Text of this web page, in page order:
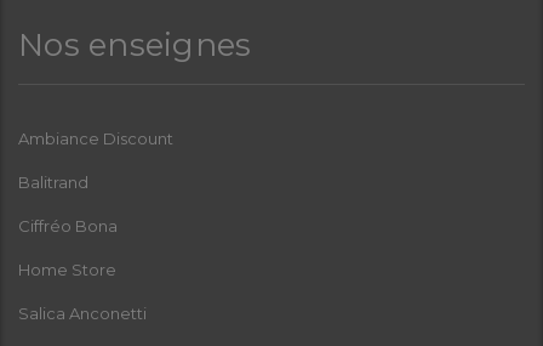
Nos enseignes
Ambiance Discount
Balitrand
Ciffréo Bona
Home Store
Salica Anconetti